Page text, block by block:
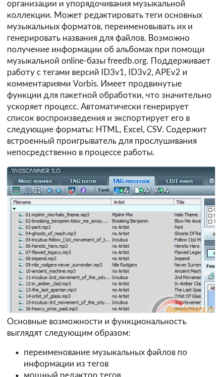
организации и упорядочивания музыкальной
коллекции. Может редактировать теги основных
музыкальных форматов, переименовывать их и
генерировать названия для файлов. Возможно
получение информации об альбомах при помощи
музыкальной online-базы freedb.org. Поддерживает
работу с тегами версий ID3v1, ID3v2, APEv2 и
комментариями Vorbis. Имеет продвинутые
функции для пакетной обработки, что значительно
ускоряет процесс. Автоматически генерирует
список воспроизведения и экспортирует его в
следующие форматы: HTML, Excel, CSV. Содержит
встроенный проигрыватель для прослушивания
непосредственно в процессе работы.
Основные возможности и функциональность
выглядят следующим образом:
переименование музыкальных файлов по
информации из тегов